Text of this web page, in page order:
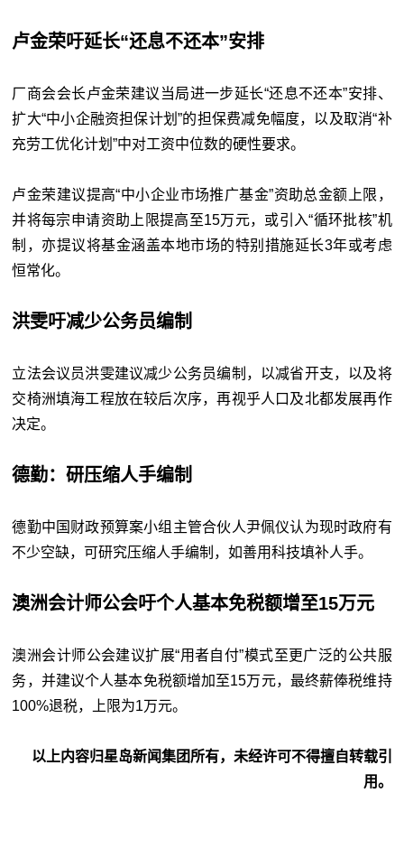
卢金荣吁延长“还息不还本”安排
厂商会会长卢金荣建议当局进一步延长“还息不还本”安排、
扩大“中小企融资担保计划”的担保费减免幅度，以及取消“补
充劳工优化计划”中对工资中位数的硬性要求。
卢金荣建议提高“中小企业市场推广基金”资助总金额上限，
并将每宗申请资助上限提高至15万元，或引入“循环批核”机
制，亦提议将基金涵盖本地市场的特别措施延长3年或考虑
恒常化。
洪雯吁减少公务员编制
立法会议员洪雯建议减少公务员编制，以减省开支，以及将
交椅洲填海工程放在较后次序，再视乎人口及北都发展再作
决定。
德勤：研压缩人手编制
德勤中国财政预算案小组主管合伙人尹佩仪认为现时政府有
不少空缺，可研究压缩人手编制，如善用科技填补人手。
澳洲会计师公会吁个人基本免税额增至15万元
澳洲会计师公会建议扩展“用者自付”模式至更广泛的公共服
务，并建议个人基本免税额增加至15万元，最终薪俸税维持
100%退税，上限为1万元。
以上内容归星岛新闻集团所有，未经许可不得擅自转载引
用。